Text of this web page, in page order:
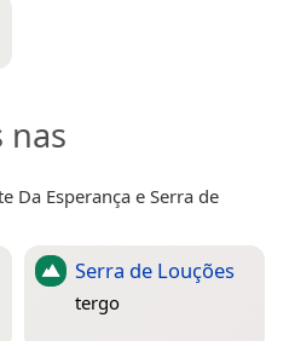
nas
Da Esperança e Serra de
Serra de Louções
tergo